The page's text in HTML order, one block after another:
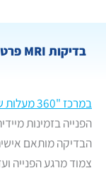
בדיקות MRI פרטיות במענה מהיר – גם בהתראה קצרה
במרכז "360 מעלות שיא"
הפנייה בזמינות
הבדיקה מותאם
צמוד מרגע הפנייה